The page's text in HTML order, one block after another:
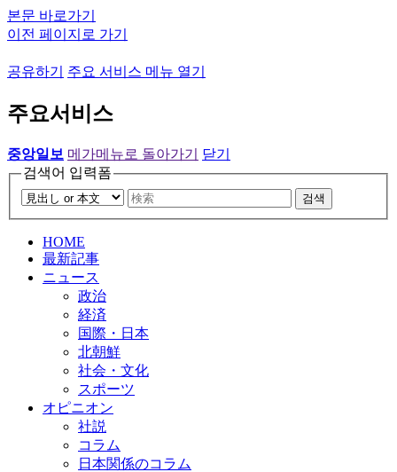
본문 바로가기
이전 페이지로 가기
공유하기 주요 서비스 메뉴 열기
주요서비스
중앙일보 메가메뉴로 돌아가기
닫기
검색어 입력폼
검색
HOME
最新記事
ニュース
政治
経済
国際・日本
北朝鮮
社会・文化
スポーツ
オピニオン
社説
コラム
日本関係のコラム